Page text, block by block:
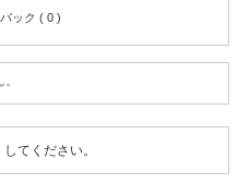
ック ( 0 )
してください。